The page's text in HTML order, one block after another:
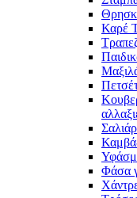
Καρέ
Φάσα